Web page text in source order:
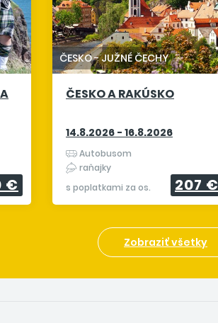
€
ČESKO-JUŽNÉ ČECHY
ČESKO A RAKÚSKO
14.8.2026 - 16.8.2026
Autobusom
raňajky
s poplatkami za os.
207 €
Zobraziť všetky